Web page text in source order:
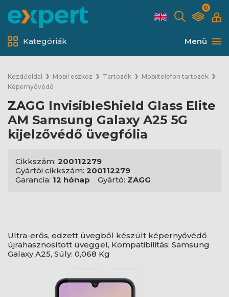
0
Menü
Kategóriák
Kezdőoldal Mobil eszköz Tartozék
Mobiltelefon tartozék
Képernyővédő
ZAGG InvisibleShield Glass Elite
AM Samsung Galaxy A25 5G
kijelzővédő üvegfólia
Cikkszám: 200112279
Gyártói cikkszám: 200112279
Garancia: 12 hónap Gyártó: ZAGG
Ultra-erős, edzett üvegből készült képernyővédő
újrahasznosított üveggel, Kompatibilitás: Samsung
Galaxy A25, Súly: 0,068 Kg